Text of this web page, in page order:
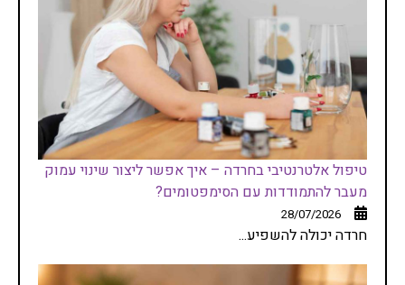
טיפול אלטרנטיבי בחרדה – איך אפשר ליצור שינוי עמוק
מעבר להתמודדות עם הסימפטומים?
28/07/2026
חרדה יכולה להשפיע...